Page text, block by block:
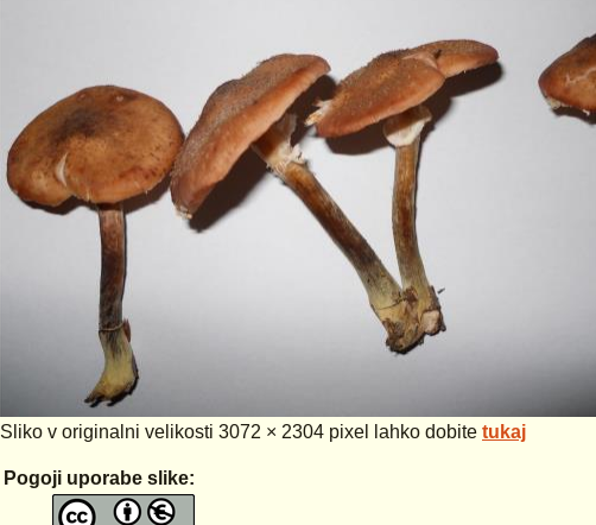
Sliko v originalni velikosti 3072 × 2304 pixel lahko dobite tukaj
Pogoji uporabe slike: